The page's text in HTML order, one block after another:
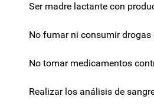
Ser madre lactante con
No fumar ni consumir drogas
No tomar medicamentos
Realizar los análisis de